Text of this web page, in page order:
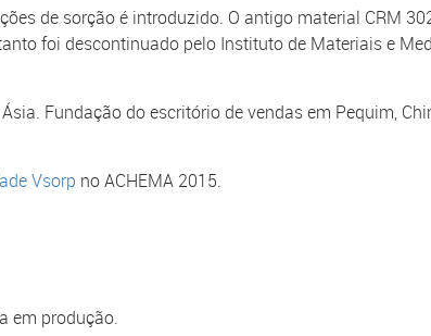
de sorção é introduzido. O antigo material CRM
foi descontinuado pelo Instituto de Materiais e
Fundação do escritório de vendas em Pequim,
Vsorp no ACHEMA 2015.
em produção.